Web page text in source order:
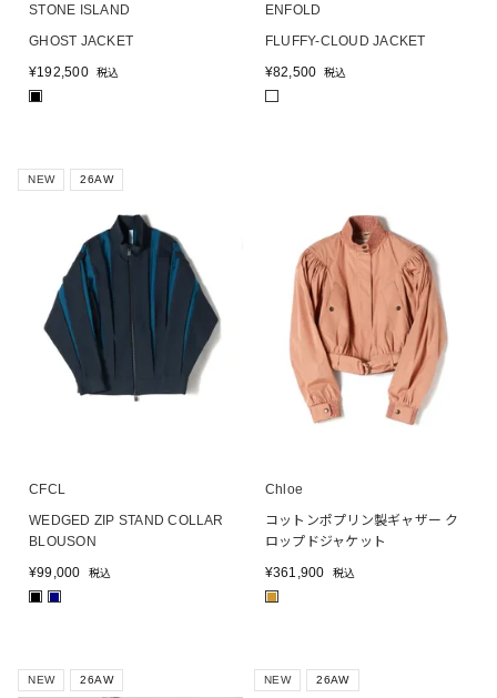
STONE ISLAND
GHOST JACKET
¥192,500 税込
■
ENFOLD
FLUFFY-CLOUD JACKET
¥82,500 税込
NEW 26AW
CFCL
WEDGED ZIP STAND COLLAR
BLOUSON
¥99,000 税込
■ ■
Chloe
コットンポプリン製ギャザー ク
ロップドジャケット
¥361,900 税込
■
NEW 26AW NEW 26AW